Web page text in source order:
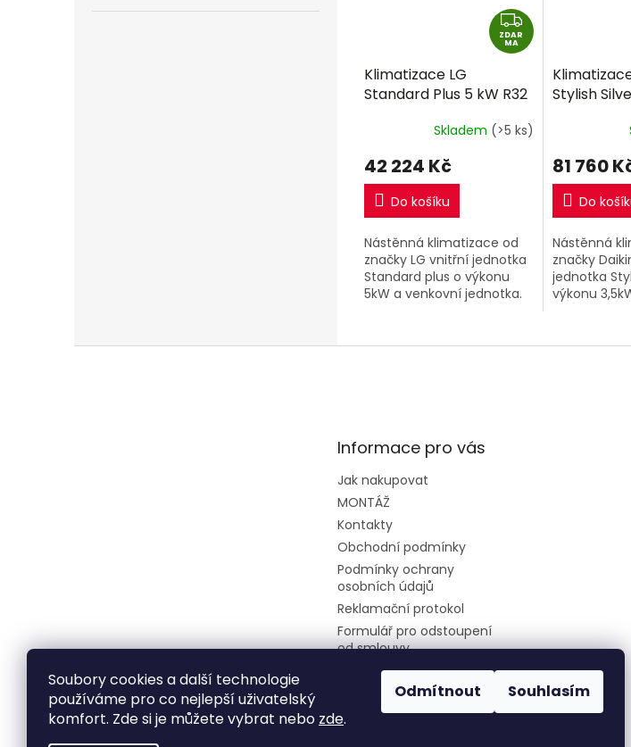
Soubory cookies a další technologie
používáme pro co nejlepší uživatelský
komfort. Zde si je můžete vybrat nebo zde.
Odmítnout Souhlasím
Z
D
R
M
A
ZDAR
MA
Klimatizace LG
Standard Plus 5 kW R32
Skladem (>5 ks)
42 224 Kč
Do košíku
Nástěnná klimatizace od
značky LG vnitřní jednotka
Standard plus o výkonu
5kW a venkovní jednotka.
Stylish
81 760
Do
Nástěnná
značky
jednotka
výkonu
Informace pro vás
Jak nakupovat
MONTÁŽ
Kontakty
Obchodní podmínky
Podmínky ochrany
osobních údajů
Reklamační protokol
Formulář pro odstoupení
od smlouvy